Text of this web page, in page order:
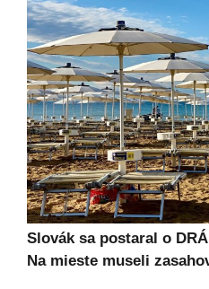
Slovák sa postaral o
Na mieste museli